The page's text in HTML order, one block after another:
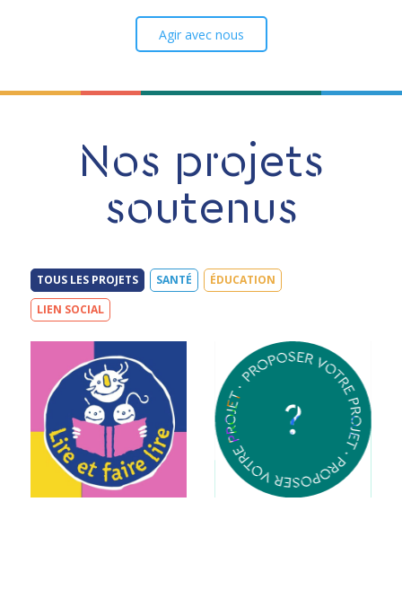
Agir avec nous
Nos projets
soutenus
TOUS LES PROJETS SANTÉ
ÉDUCATION
LIEN SOCIAL